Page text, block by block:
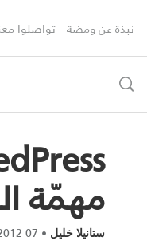
نبذة عن ومضة تواصلوا
toggle
مهمّة
ستانيلا خليل •
07 October, 2012